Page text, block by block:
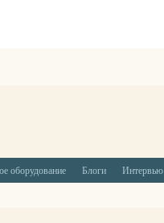
оборудование Блоги Интервью